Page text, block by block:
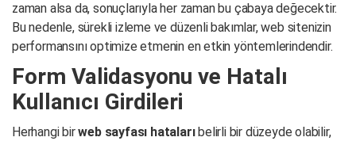
zaman alsa da, sonuçlarıyla her zaman bu çabaya değecektir.
Bu nedenle, sürekli izleme ve düzenli bakımlar, web sitenizin
performansını optimize etmenin en etkin yöntemlerindendir.
Form Validasyonu ve Hatalı
Kullanıcı Girdileri
Herhangi birweb sayfası hatalarıbelirli bir düzeyde olabilir,